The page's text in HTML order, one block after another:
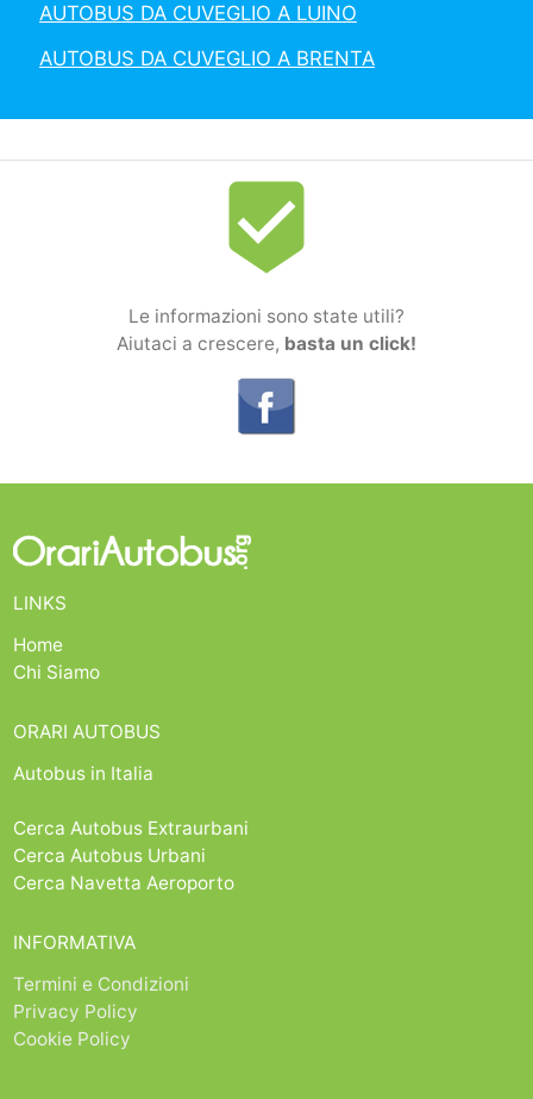
AUTOBUS DA CUVEGLIO A LUINO
AUTOBUS DA CUVEGLIO A BRENTA
beenhere
Le informazioni sono state utili?
Aiutaci a crescere, basta un click!
LINKS
Home
Chi Siamo
ORARI AUTOBUS
Autobus in Italia
Cerca Autobus Extraurbani
Cerca Autobus Urbani
Cerca Navetta Aeroporto
INFORMATIVA
Termini e Condizioni
Privacy Policy
Cookie Policy